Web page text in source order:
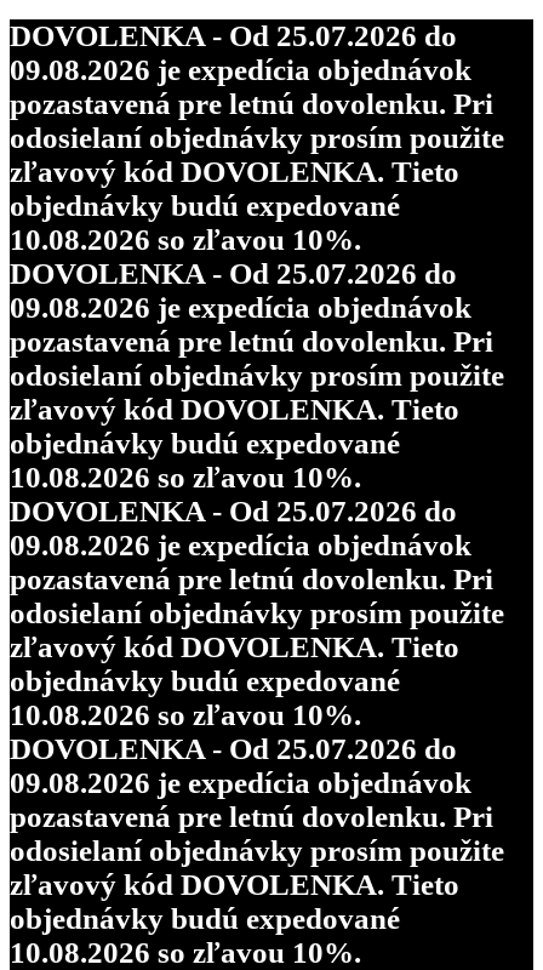
DOVOLENKA - Od 25.07.2026 do
09.08.2026 je expedícia objednávok
pozastavená pre letnú dovolenku. Pri
odosielaní objednávky prosím použite
zľavový kód DOVOLENKA. Tieto
objednávky budú expedované
10.08.2026 so zľavou 10%.
DOVOLENKA - Od 25.07.2026 do
09.08.2026 je expedícia objednávok
pozastavená pre letnú dovolenku. Pri
odosielaní objednávky prosím použite
zľavový kód DOVOLENKA. Tieto
objednávky budú expedované
10.08.2026 so zľavou 10%.
DOVOLENKA - Od 25.07.2026 do
09.08.2026 je expedícia objednávok
pozastavená pre letnú dovolenku. Pri
odosielaní objednávky prosím použite
zľavový kód DOVOLENKA. Tieto
objednávky budú expedované
10.08.2026 so zľavou 10%.
DOVOLENKA - Od 25.07.2026 do
09.08.2026 je expedícia objednávok
pozastavená pre letnú dovolenku. Pri
odosielaní objednávky prosím použite
zľavový kód DOVOLENKA. Tieto
objednávky budú expedované
10.08.2026 so zľavou 10%.